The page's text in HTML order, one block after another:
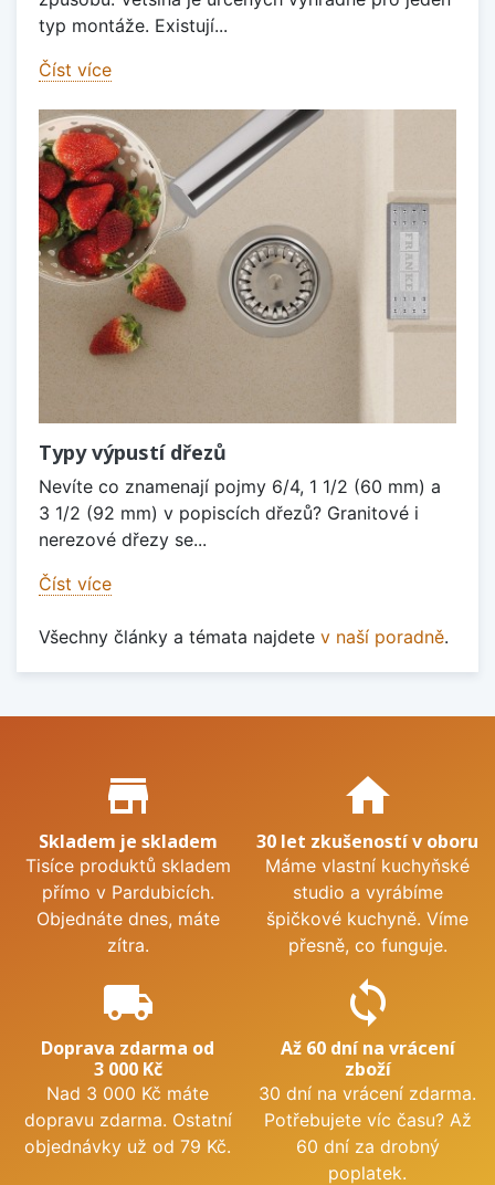
typ montáže. Existují...
Číst více
Typy výpustí dřezů
Nevíte co znamenají pojmy 6/4, 1 1/2 (60 mm) a
3 1/2 (92 mm) v popiscích dřezů? Granitové i
nerezové dřezy se...
Číst více
Všechny články a témata najdete v naší poradně.
Proč nakupovat u nás?
store_mall_directory
Skladem je skladem
Tisíce produktů skladem
přímo v Pardubicích.
Objednáte dnes, máte
zítra.
home
30 let zkušeností v oboru
Máme vlastní kuchyňské
studio a vyrábíme
špičkové kuchyně. Víme
přesně, co funguje.
local_shipping
Doprava zdarma od
3 000 Kč
Nad 3 000 Kč máte
dopravu zdarma. Ostatní
objednávky už od 79 Kč.
sync
Až 60 dní na vrácení
zboží
30 dní na vrácení zdarma.
Potřebujete víc času? Až
60 dní za drobný
poplatek.